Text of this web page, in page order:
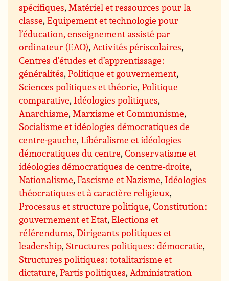
spécifiques,Matériel et ressources pour la
classe,Equipement et technologie pour
l’éducation, enseignement assisté par
ordinateur (EAO),Activités périscolaires,
Centres d’études et d’apprentissage :
généralités,Politique et gouvernement,
Sciences politiques et théorie,Politique
comparative, Idéologies politiques,
Anarchisme,Marxisme et Communisme,
Socialisme et idéologies démocratiques de
centre-gauche,Libéralisme et idéologies
démocratiques du centre,Conservatisme et
idéologies démocratiques de centre-droite,
Nationalisme,Fascisme et Nazisme, Idéologies
théocratiques et à caractère religieux,
Processus et structure politique,Constitution :
gouvernement et Etat,Elections et
référendums,Dirigeants politiques et
leadership, Structures politiques : démocratie,
Structures politiques : totalitarisme et
dictature,Partis politiques,Administration